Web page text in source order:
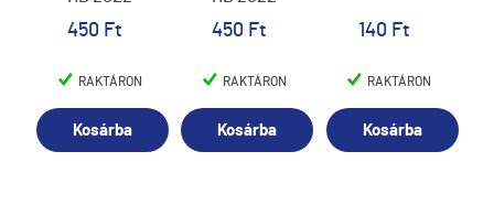
450 Ft
RAKTÁRON
Kosárba
450 Ft
RAKTÁRON
Kosárba
140 Ft
RAKTÁRON
Kosárba